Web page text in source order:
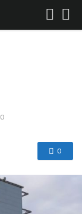
0
0